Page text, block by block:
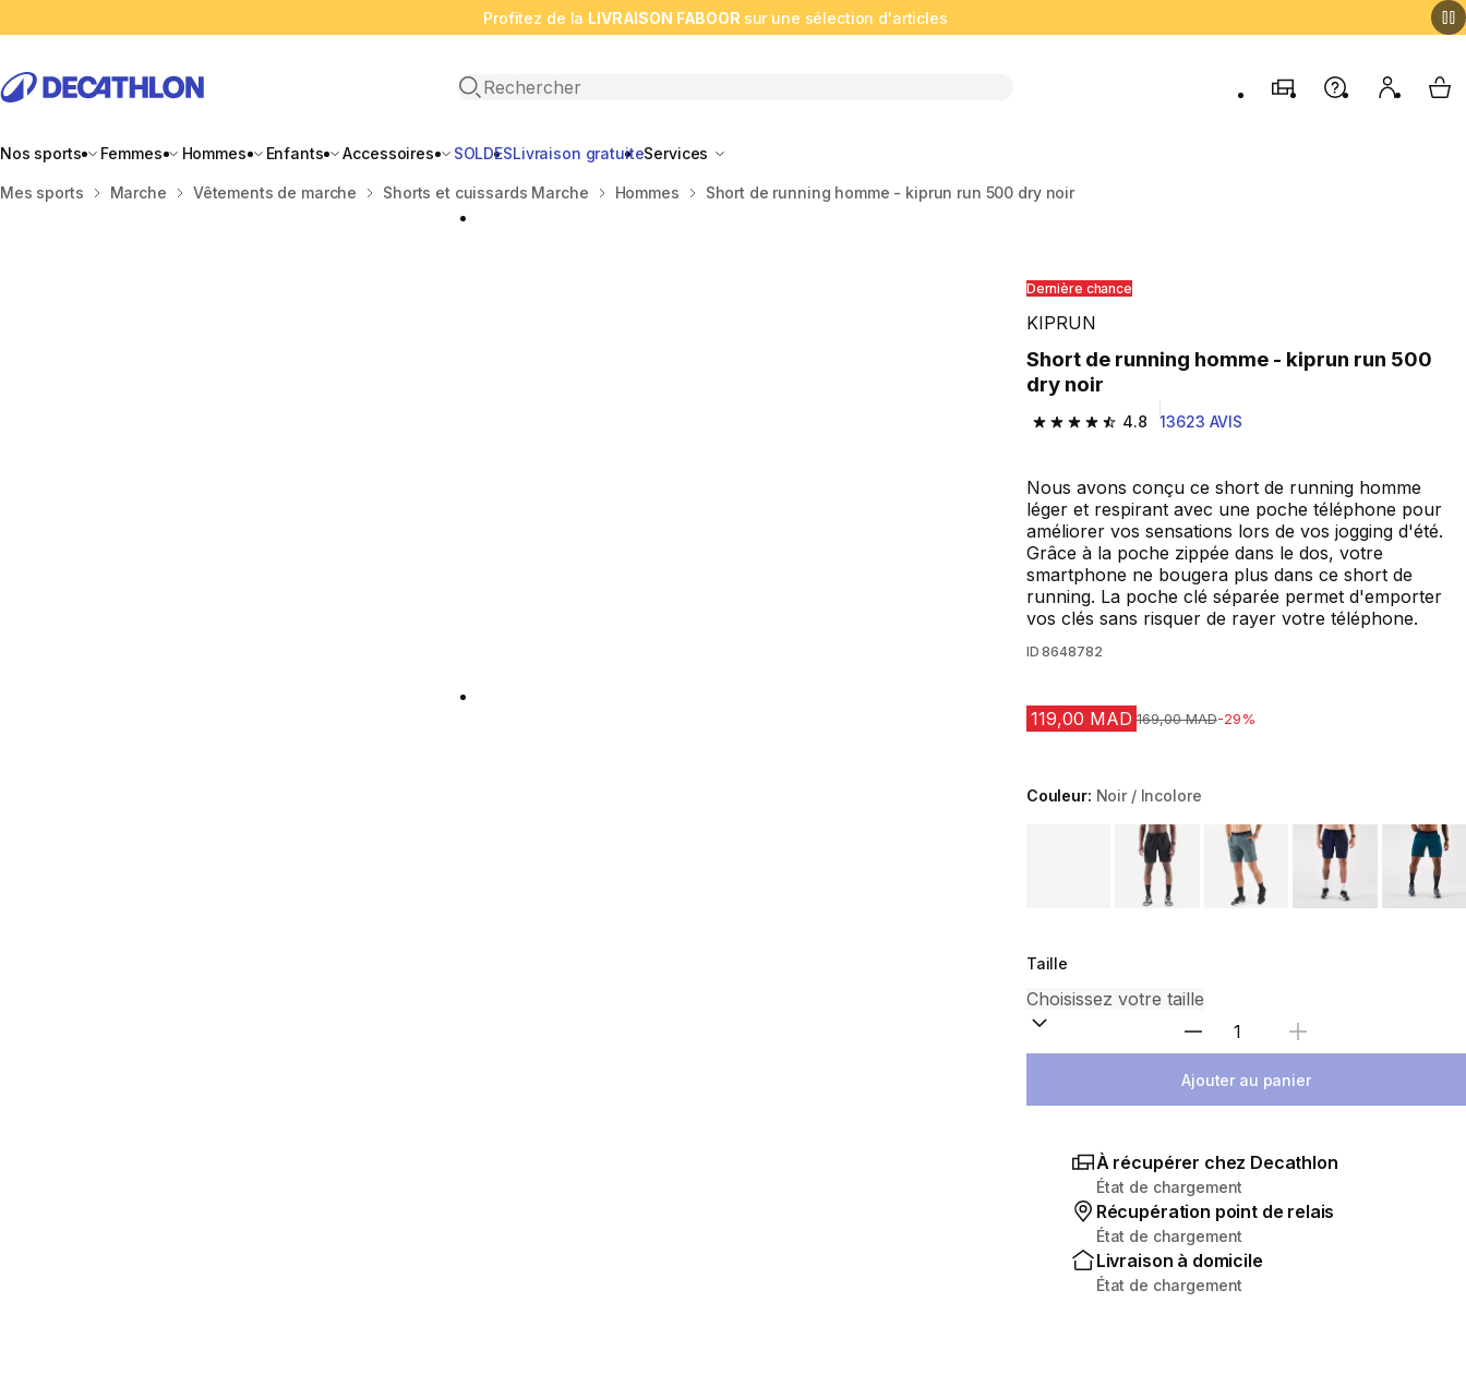
Profitez de la LIVRAISON FABOOR sur une sélection d'articles
Open search
MagasinsAide Mon My
Nos sports Femmes Hommes Enfants Accessoires SOLDESLivraison gratuiteServices
Accueil
Mes sports Marche Vêtements de marche Shorts et cuissards Marche Hommes Short de running homme - kiprun run 500 dry noir
Dernière chance
KIPRUN
Short de running homme - kiprun run 500
dry noir
4.8
4.8 out of 5 stars from 13623 reviews
13623 AVIS
Nous avons conçu ce short de running homme
léger et respirant avec une poche téléphone pour
améliorer vos sensations lors de vos jogging d'été.
Grâce à la poche zippée dans le dos, votre
smartphone ne bougera plus dans ce short de
running. La poche clé séparée permet d'emporter
vos clés sans risquer de rayer votre téléphone.
ID 8648782
119,00 MAD Prix avant la réduction
169,00 MAD-29%
Couleur: Noir / Incolore
Choose a variant
Taille
Sélectionnez la quantité
Ajouter au panier
À récupérer chez Decathlon
État de chargement
Récupération point de relais
État de chargement
Livraison à domicile
État de chargement